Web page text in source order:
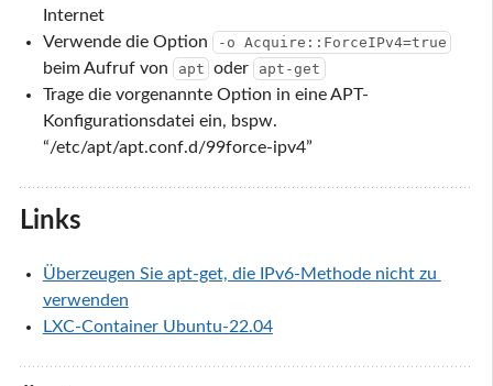
Internet
Verwende die Option
-o Acquire::ForceIPv4=true
beim Aufruf von apt oder apt-get
Trage die vorgenannte Option in eine APT-
Konfigurationsdatei ein, bspw.
“/etc/apt/apt.conf.d/99force-ipv4”
Links
Überzeugen Sie apt-get, die IPv6-Methode nicht zu
verwenden
LXC-Container Ubuntu-22.04